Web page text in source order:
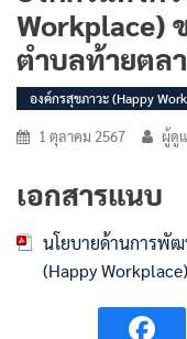
Workplace)
ตำบลท้ายตล
องค์กรสุขภาวะ (Happy
1 ตุลาคม 2567 ผู้ดู
เอกสารแนบ
นโยบายด้านการพัฒ
(Happy Workplace)